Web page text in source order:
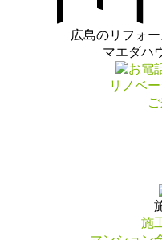
広島のリフォ
マエダハ
リノベ
施